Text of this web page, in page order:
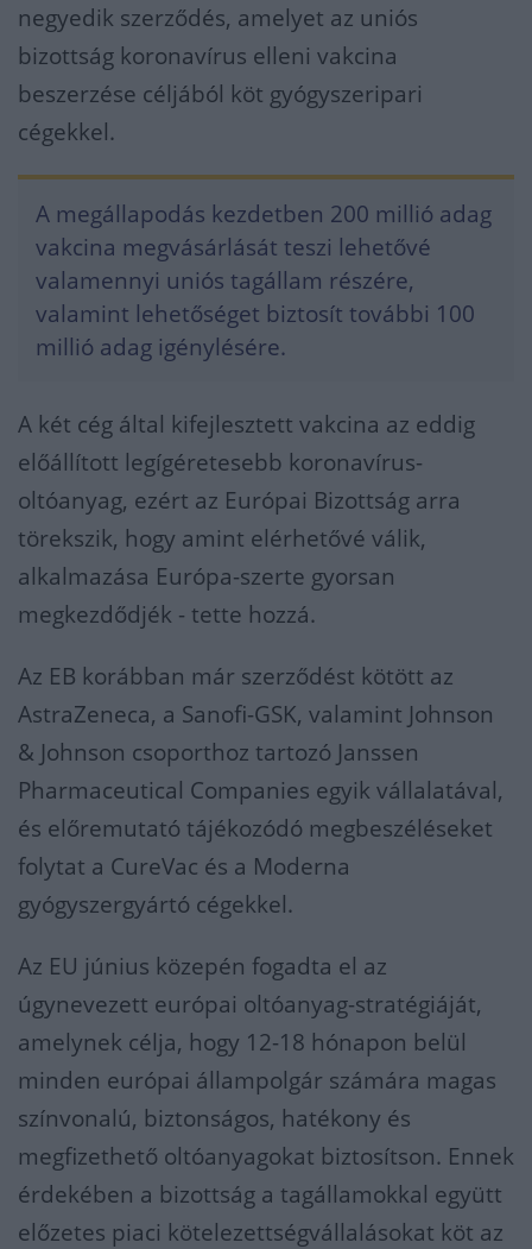
negyedik szerződés, amelyet az uniós
bizottság koronavírus elleni vakcina
beszerzése céljából köt gyógyszeripari
cégekkel.
A megállapodás kezdetben 200 millió adag
vakcina megvásárlását teszi lehetővé
valamennyi uniós tagállam részére,
valamint lehetőséget biztosít további 100
millió adag igénylésére.
A két cég által kifejlesztett vakcina az eddig
előállított legígéretesebb koronavírus-
oltóanyag, ezért az Európai Bizottság arra
törekszik, hogy amint elérhetővé válik,
alkalmazása Európa-szerte gyorsan
megkezdődjék - tette hozzá.
Az EB korábban már szerződést kötött az
AstraZeneca, a Sanofi-GSK, valamint Johnson
& Johnson csoporthoz tartozó Janssen
Pharmaceutical Companies egyik vállalatával,
és előremutató tájékozódó megbeszéléseket
folytat a CureVac és a Moderna
gyógyszergyártó cégekkel.
Az EU június közepén fogadta el az
úgynevezett európai oltóanyag-stratégiáját,
amelynek célja, hogy 12-18 hónapon belül
minden európai állampolgár számára magas
színvonalú, biztonságos, hatékony és
megfizethető oltóanyagokat biztosítson. Ennek
érdekében a bizottság a tagállamokkal együtt
előzetes piaci kötelezettségvállalásokat köt az